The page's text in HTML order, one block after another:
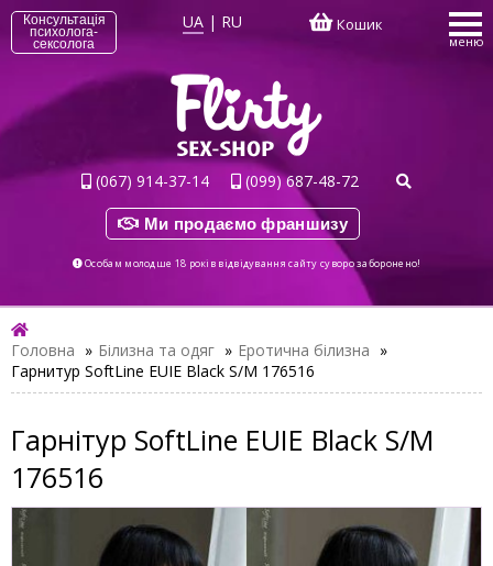
Консультація
психолога-
сексолога
UA | RU Кошик
меню
(067) 914-37-14 (099) 687-48-72
Ми продаємо франшизу
Особам молодше 18 років відвідування сайту суворо заборонено!
Головна » Білизна та одяг » Еротична білизна »
Гарнитур SoftLine EUIE Black S/M 176516
Гарнітур SoftLine EUIE Black S/M
176516